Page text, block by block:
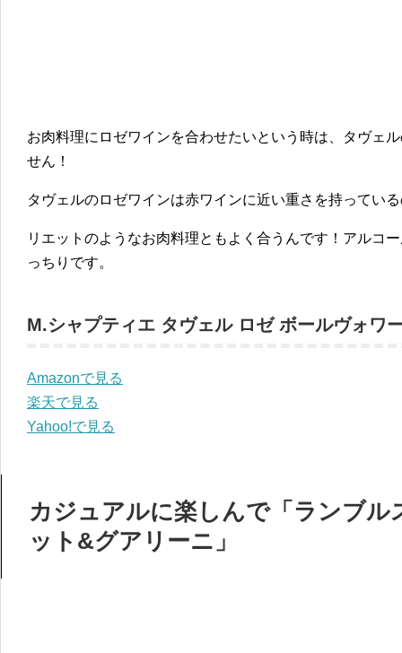
お肉料理にロゼワインを合わせたいという時は、タヴェ
せん！
タヴェルのロゼワインは赤ワインに近い重さを持ってい
リエットのようなお肉料理ともよく合うんです！アルコ
っちりです。
M.シャプティエ タヴェル ロゼ ボールヴォワ
Amazonで見る
楽天で見る
Yahoo!で見る
カジュアルに楽しんで「ランブル
ット&グアリーニ」